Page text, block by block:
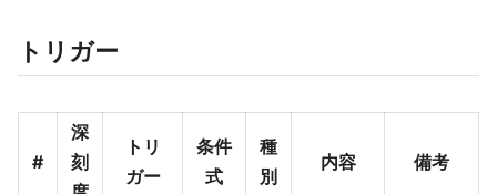
トリガー
#
深
刻
トリ
ガー
条件
式
種
別
内容 備考